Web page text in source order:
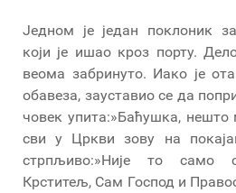
Једном је један поклоник
који је ишао кроз порту.
веома забринуто. Иако је
обавеза, зауставио се да
човек упита:»Баћушка, нешто
сви у Цркви зову на
стрпљиво:»Није то само
Крститељ, Сам Господ и